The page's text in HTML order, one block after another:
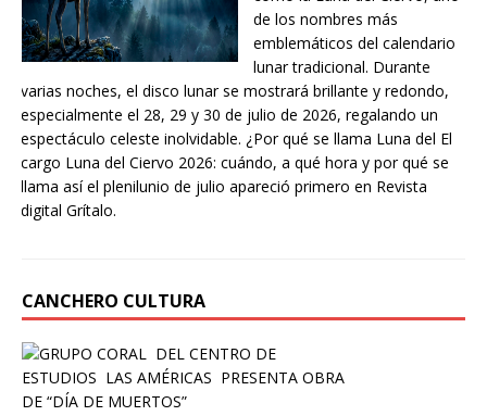
de los nombres más
emblemáticos del calendario
lunar tradicional. Durante
varias noches, el disco lunar se mostrará brillante y redondo,
especialmente el 28, 29 y 30 de julio de 2026, regalando un
espectáculo celeste inolvidable. ¿Por qué se llama Luna del El
cargo Luna del Ciervo 2026: cuándo, a qué hora y por qué se
llama así el plenilunio de julio apareció primero en Revista
digital Grítalo.
CANCHERO CULTURA